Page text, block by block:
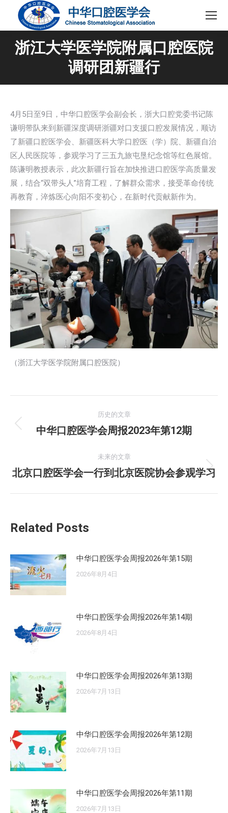
浙江大学医学院附属口腔医院
调研团新疆行
4月5日至9日，中华口腔医学会副会长，浙大口腔党委书记陈
谦明带队来到新疆深度调研浙疆对口支援口腔发展情况，顺访
了新疆口腔医学会、新疆医科大学口腔医（学）院、新疆自治
区人民医院等，参观学习了三五九旅屯垦纪念馆等红色展馆。
陈谦明教授表示，此次新疆行旨在加快推进口腔医学高质量发
展，结合“双带头人”培育工程，了解群众需求，接受革命传统
再教育，淬炼医心向阳不变初心，在新时代贡献新作为。
（浙江大学医学院附属口腔医院）
章
航
历史的文章
历
的
文
中华口腔医学会周报2023年第12期
未来的文章
未
北京口腔医学会一行到北京医院协会参观学习
Related Posts
中华口腔医学会周报2026年第15期
2026年8月4日
中华口腔医学会周报2026年第14期
2026年8月4日
中华口腔医学会周报2026年第13期
2026年7月13日
中华口腔医学会周报2026年第12期
2026年7月13日
中华口腔医学会周报2026年第11期
2026年7月13日